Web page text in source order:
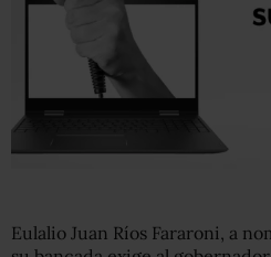
Eulalio Juan Ríos Fararoni, a